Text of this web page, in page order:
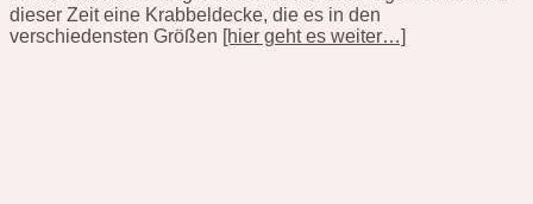
dieser Zeit eine Krabbeldecke, die es in den
verschiedensten Größen [hier geht es weiter…]